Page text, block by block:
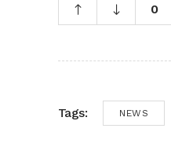
0
Tags: NEWS